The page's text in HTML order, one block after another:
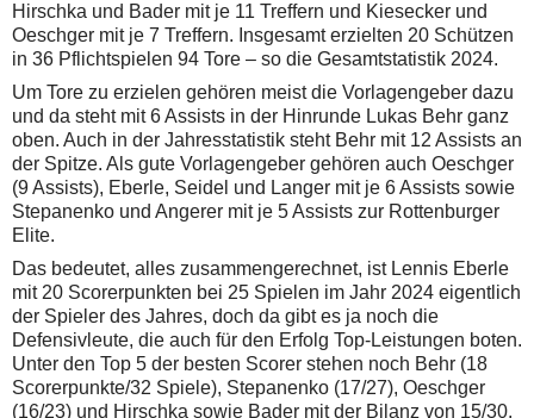
Hirschka und Bader mit je 11 Treffern und Kiesecker und
Oeschger mit je 7 Treffern. Insgesamt erzielten 20 Schützen
in 36 Pflichtspielen 94 Tore – so die Gesamtstatistik 2024.
Um Tore zu erzielen gehören meist die Vorlagengeber dazu
und da steht mit 6 Assists in der Hinrunde Lukas Behr ganz
oben. Auch in der Jahresstatistik steht Behr mit 12 Assists an
der Spitze. Als gute Vorlagengeber gehören auch Oeschger
(9 Assists), Eberle, Seidel und Langer mit je 6 Assists sowie
Stepanenko und Angerer mit je 5 Assists zur Rottenburger
Elite.
Das bedeutet, alles zusammengerechnet, ist Lennis Eberle
mit 20 Scorerpunkten bei 25 Spielen im Jahr 2024 eigentlich
der Spieler des Jahres, doch da gibt es ja noch die
Defensivleute, die auch für den Erfolg Top-Leistungen boten.
Unter den Top 5 der besten Scorer stehen noch Behr (18
Scorerpunkte/32 Spiele), Stepanenko (17/27), Oeschger
(16/23) und Hirschka sowie Bader mit der Bilanz von 15/30.